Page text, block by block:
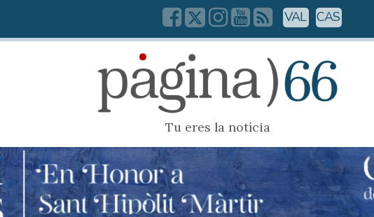
VAL CAS
Tu eres la notícia